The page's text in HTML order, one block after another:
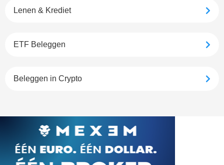
Lenen & Krediet
ETF Beleggen
Beleggen in Crypto